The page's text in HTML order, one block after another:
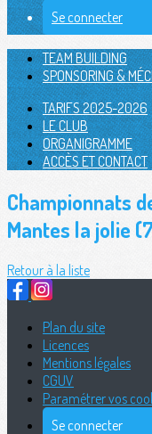
Se connecter
TEAM BUILDING
SPONSORING &
TARIFS 2025-2026
LE CLUB
ORGANIGRAMME
ACCÈS ET CONTACT
Championnats
Mantes la jolie
Retour à la liste
Plan du site
Licences
Mentions légales
CGUV
Paramétrer vos
Se connecter